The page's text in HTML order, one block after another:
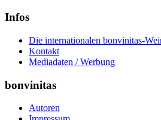
Infos
Die internationalen bonvinitas-
Kontakt
Mediadaten / Werbung
bonvinitas
Autoren